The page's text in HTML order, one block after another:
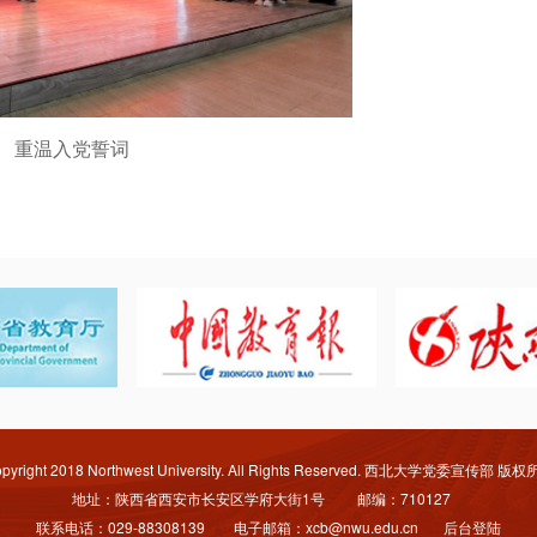
重温入党誓词
2018 Northwest University. All Rights Reserved. 西北大学党委宣传部 版权
地址：陕西省西安市长安区学府大街1号 邮编：710127
联系电话：029-88308139 电子邮箱：xcb@nwu.edu.cn
后台登陆